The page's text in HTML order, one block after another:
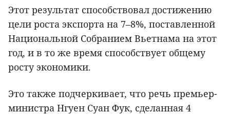
Этот результат способствовал достижению
цели роста экспорта на 7–8%, поставленной
Национальной Собранием Вьетнама на этот
год, и в то же время способствует общему
росту экономики.
Это также подчеркивает, что речь премьер-
министра Нгуен Суан Фук, сделанная 4